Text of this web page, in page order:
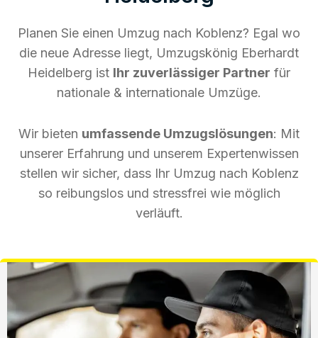
Planen Sie einen Umzug nach Koblenz? Egal wo
die neue Adresse liegt, Umzugskönig Eberhardt
Heidelberg ist Ihr zuverlässiger Partner für
nationale & internationale Umzüge.
Wir bieten umfassende Umzugslösungen: Mit
unserer Erfahrung und unserem Expertenwissen
stellen wir sicher, dass Ihr Umzug nach Koblenz
so reibungslos und stressfrei wie möglich
verläuft.